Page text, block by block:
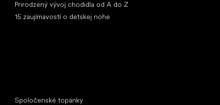
Prirodzený vývoj chodidla od A do Z
15 zaujímavostí o detskej nohe
Spoločenské topánky